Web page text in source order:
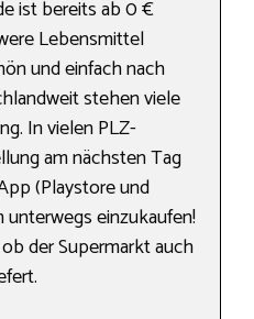
ist bereits ab 0 €
Lebensmittel
und einfach nach
stehen viele
In vielen PLZ-
am nächsten Tag
(Playstore und
einzukaufen!
der Supermarkt auch